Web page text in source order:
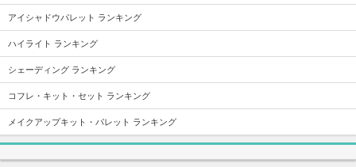
アイシャドウパレット ランキング
ハイライト ランキング
シェーディング ランキング
コフレ・キット・セット ランキング
メイクアップキット・パレット ランキング